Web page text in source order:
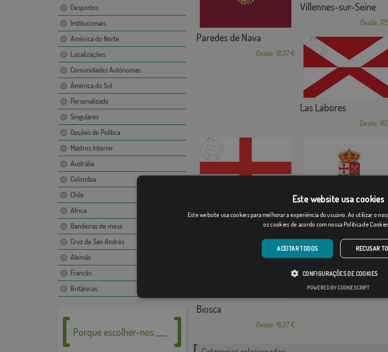
Desportos
Institucionais
América do Norte
Localizações
Comunidades Autónomas
Ámérica do Sul
Personalizado
Singulares
Opções de Política
Mastros Interior
Austrália
Colombia
Chile
Africa
Bandeiras de mesa
Cruz de San Andrés
Alemãs
Francês
Britânicas
Porque escolher-nos ___
Paredes de Nava
Desde: 18,37 €
Villennes-sur-Seine
Desde:
Las Labores
Desde:
Desde: 18,37 € Desde:
Biosca
Desde: 18,37 €
Este website usa cookies
Este website usa cookies para melhorar a experiência do usuário. Ao utilizar o
os cookies de acordo com nossa Política de
ACEITAR TODOS RECUSAR
CONFIGURAÇÕES DE COOKIES
POWERED BY COOKIESCRIPT